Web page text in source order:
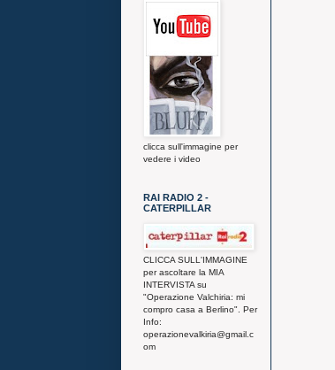
clicca sull'immagine per
vedere i video
RAI RADIO 2 -
CATERPILLAR
CLICCA SULL'IMMAGINE
per ascoltare la MIA
INTERVISTA su
"Operazione Valchiria: mi
compro casa a Berlino". Per
Info:
operazionevalkiria@gmail.c
om